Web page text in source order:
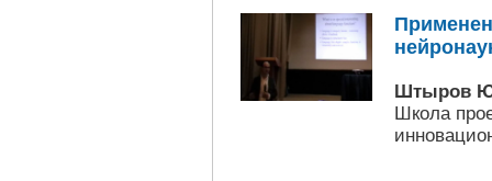
Штыров
Школа